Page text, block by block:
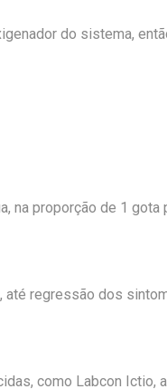
do sistema,
na proporção de 1 gota
até regressão dos
como Labcon Ictio,